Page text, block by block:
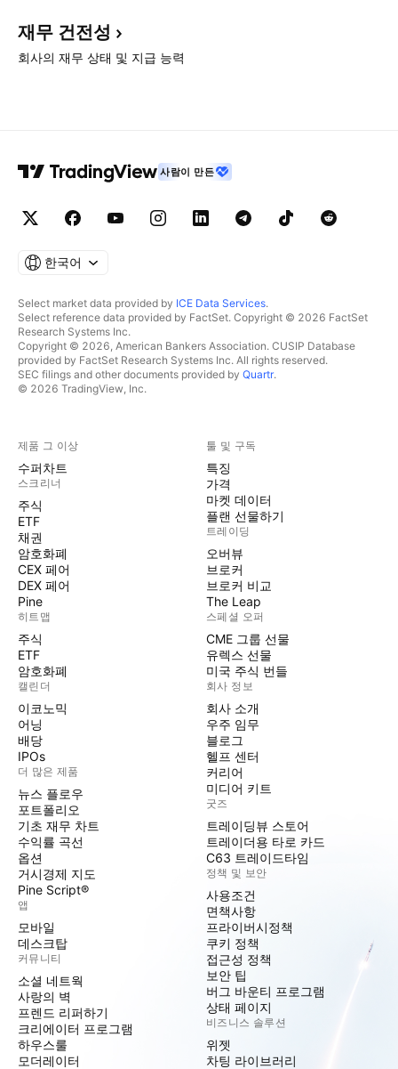
재무 건전성
회사의 재무 상태 및 지급 능력
사람이 만든
한국어
Select market data provided by ICE Data Services.
Select reference data provided by FactSet. Copyright © 2026 FactSet
Research Systems Inc.
Copyright © 2026, American Bankers Association. CUSIP Database
provided by FactSet Research Systems Inc. All rights reserved.
SEC filings and other documents provided by Quartr.
© 2026 TradingView, Inc.
제품 그 이상
수퍼차트
스크리너
주식
ETF
채권
암호화폐
CEX 페어
DEX 페어
Pine
히트맵
주식
ETF
암호화폐
캘린더
이코노믹
어닝
배당
IPOs
더 많은 제품
뉴스 플로우
포트폴리오
기초 재무 차트
수익률 곡선
옵션
거시경제 지도
Pine Script®
앱
모바일
데스크탑
커뮤니티
소셜 네트웍
사랑의 벽
프렌드 리퍼하기
크리에이터 프로그램
하우스룰
모더레이터
툴 및 구독
특징
가격
마켓 데이터
플랜 선물하기
트레이딩
오버뷰
브로커
브로커 비교
The Leap
스페셜 오퍼
CME 그룹 선물
유렉스 선물
미국 주식 번들
회사 정보
회사 소개
우주 임무
블로그
헬프 센터
커리어
미디어 키트
굿즈
트레이딩뷰 스토어
트레이더용 타로 카드
C63 트레이드타임
정책 및 보안
사용조건
면책사항
프라이버시정책
쿠키 정책
접근성 정책
보안 팁
버그 바운티 프로그램
상태 페이지
비즈니스 솔루션
위젯
차팅 라이브러리